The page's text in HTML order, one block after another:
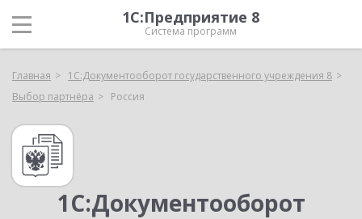
1С:Предприятие 8
Система программ
Главная
1С:Документооборот государственного учреждения 8
Выбор партнёра
Россия
1С:Документооборот